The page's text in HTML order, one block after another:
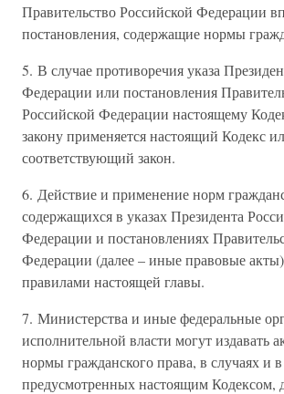
Правительство Российской Федерации
постановления, содержащие нормы
5. В случае противоречия указа
Федерации или постановления
Российской Федерации настоящему
закону применяется настоящий Кодекс
соответствующий закон.
6. Действие и применение норм
содержащихся в указах Президента
Федерации и постановлениях
Федерации (далее – иные правовые
правилами настоящей главы.
7. Министерства и иные федеральные
исполнительной власти могут издавать
нормы гражданского права, в случаях и
предусмотренных настоящим Кодексом,